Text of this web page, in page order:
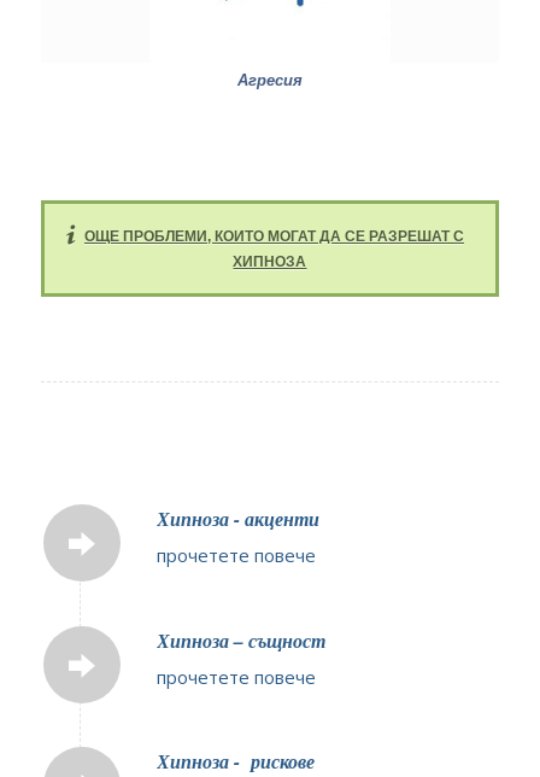
Aгресия
ОЩЕ ПРОБЛЕМИ, КОИТО МОГАТ ДА СЕ РАЗРЕШАТ С
ХИПНОЗА
Хипноза - акценти
прочетете повече
Хипноза – същност
прочетете повече
Хипноза - рискове